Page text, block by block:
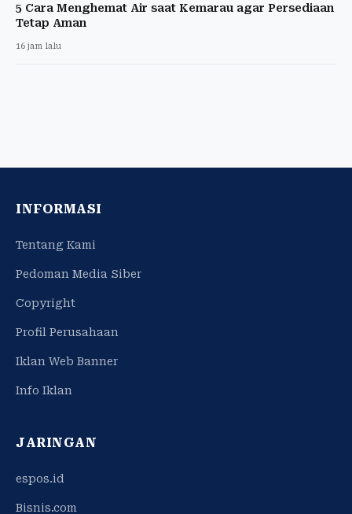
5 Cara Menghemat Air saat Kemarau agar Persediaan
Tetap Aman
16 jam lalu
INFORMASI
Tentang Kami
Pedoman Media Siber
Copyright
Profil Perusahaan
Iklan Web Banner
Info Iklan
JARINGAN
espos.id
Bisnis.com